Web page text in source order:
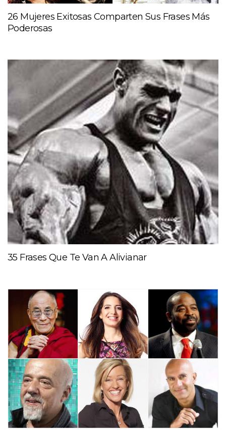
26 Mujeres Exitosas Comparten Sus Frases Más
Poderosas
35 Frases Que Te Van A Alivianar